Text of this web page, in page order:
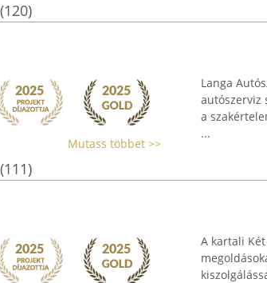
(120)
Mutass többet >>
(111)
Langa
autószerviz
a
...
A kartali